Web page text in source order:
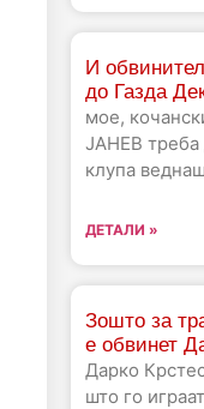
И
до Газда
мое,
ЈАНЕВ треба
клупа
ДЕТАЛИ »
Зошто за
е обвинет
Дарко
што го